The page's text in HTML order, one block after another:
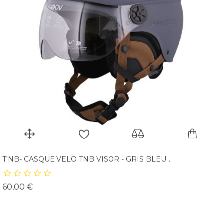
T'NB- CASQUE VELO TNB VISOR - GRIS BLEU...
60,00 €Prix